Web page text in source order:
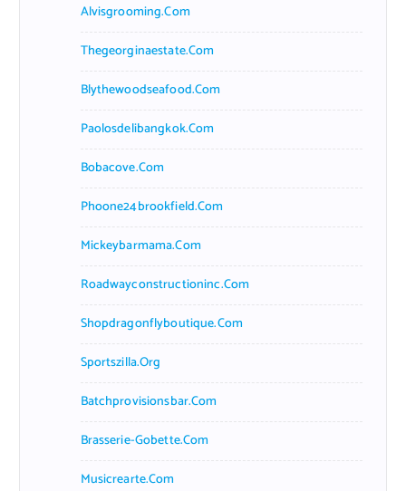
Alvisgrooming.com
Thegeorginaestate.com
Blythewoodseafood.com
Paolosdelibangkok.com
Bobacove.com
Phoone24brookfield.com
Mickeybarmama.com
Roadwayconstructioninc.com
Shopdragonflyboutique.com
Sportszilla.org
Batchprovisionsbar.com
Brasserie-Gobette.com
Musicrearte.com